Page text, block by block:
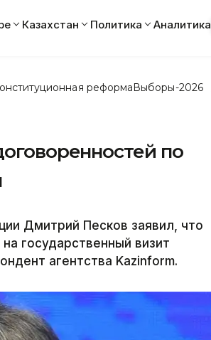
Казахстан Политика Аналитика
реформаВыборы-2026
по
Дмитрий Песков заявил, что
государственный визит
агентства Kazinform.